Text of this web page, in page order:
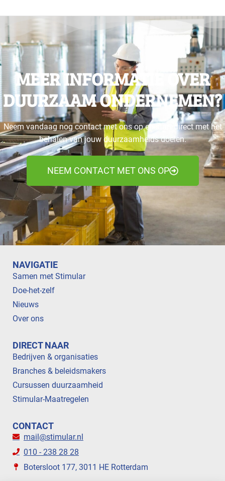
MEER INFORMATIE OVER
DUURZAAM ONDERNEMEN?
Neem vandaag nog contact met ons op en start direct met het
behalen van jouw duurzaamheids doelen.
NEEM CONTACT MET ONS OP
NAVIGATIE
Samen met Stimular
Doe-het-zelf
Nieuws
Over ons
DIRECT NAAR
Bedrijven & organisaties
Branches & beleidsmakers
Cursussen duurzaamheid
Stimular-Maatregelen
CONTACT
mail@stimular.nl
010 - 238 28 28
Botersloot 177, 3011 HE Rotterdam